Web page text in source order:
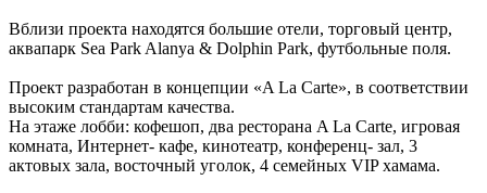
Вблизи проекта находятся большие отели, торговый центр,
аквапарк Sea Park Alanya & Dolphin Park, футбольные поля.
Проект разработан в концепции «A La Carte», в соответствии
высоким стандартам качества.
На этаже лобби: кофешоп, два ресторана A La Carte, игровая
комната, Интернет- кафе, кинотеатр, конференц- зал, 3
актовых зала, восточный уголок, 4 семейных VIP хамама.